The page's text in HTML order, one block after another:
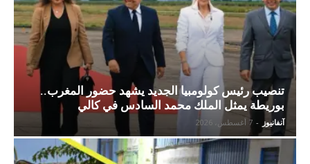
تنصيب رئيس كولومبيا الجديد يشهد حضور المغرب..
بوريطة يمثل الملك محمد السادس في كالي
آنفانيوز - 7 أغسطس، 2026